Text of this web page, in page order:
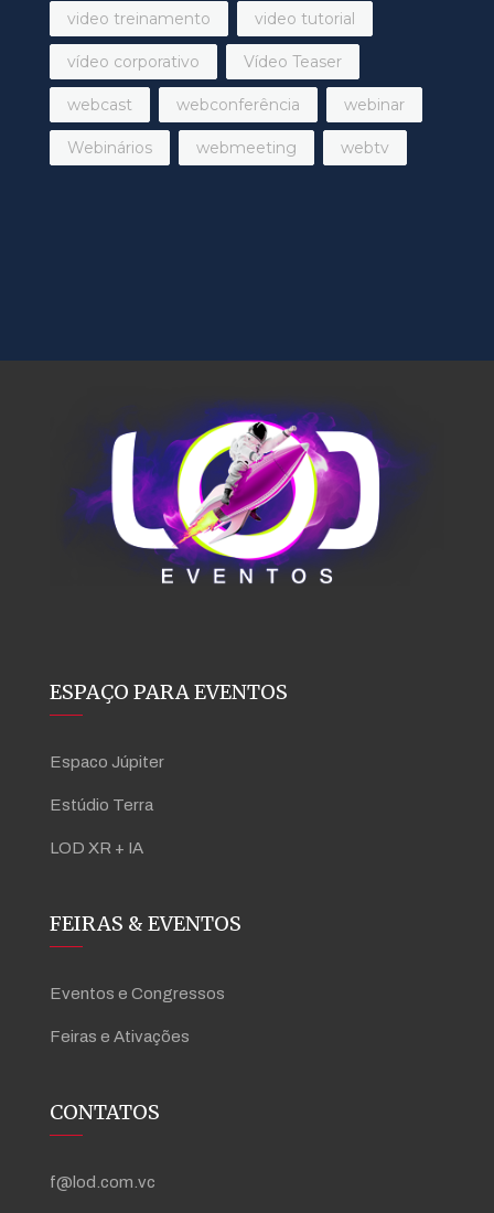
video treinamento video tutorial
vídeo corporativo Vídeo Teaser
webcast webconferência webinar
Webinários webmeeting webtv
ESPAÇO PARA EVENTOS
Espaco Júpiter
Estúdio Terra
LOD XR + IA
FEIRAS & EVENTOS
Eventos e Congressos
Feiras e Ativações
CONTATOS
f@lod.com.vc